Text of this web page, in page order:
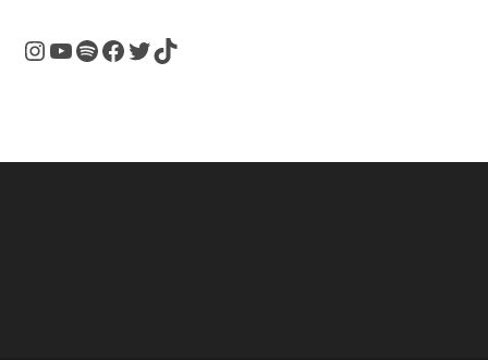
Instagram
YouTube
SpotifyFacebook
Twitter
TikTok